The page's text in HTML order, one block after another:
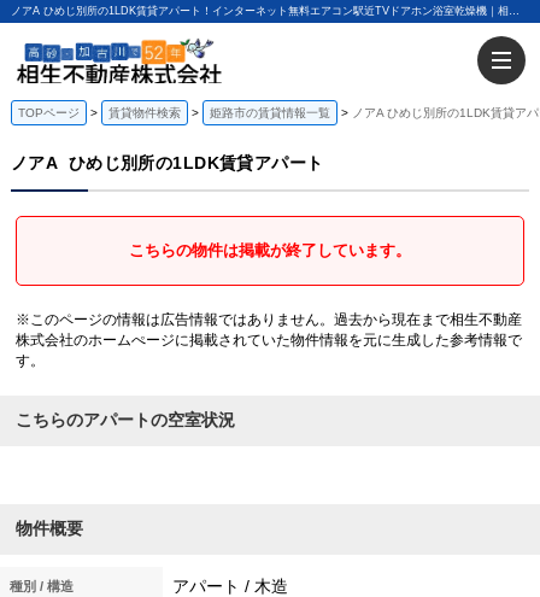
ノアA ひめじ別所の1LDK賃貸アパート！インターネット無料エアコン駅近TVドアホン浴室乾燥機｜相生不動産株式会社
TOPページ 賃貸物件検索 姫路市の賃貸情報一覧 ノアA ひめじ別所の1LDK賃貸ア
ノアA ひめじ別所の1LDK賃貸アパート
こちらの物件は掲載が終了しています。
※このページの情報は広告情報ではありません。過去から現在まで相生不動産
株式会社のホームぺージに掲載されていた物件情報を元に生成した参考情報で
す。
こちらのアパートの空室状況
物件概要
種別 / 構造 アパート / 木造